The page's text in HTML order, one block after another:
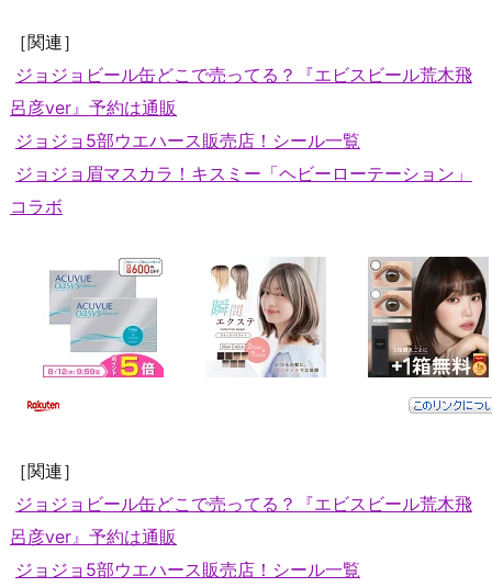
［関連］
ジョジョビール缶どこで売ってる？『エビスビール荒木飛
呂彦ver』予約は通販
ジョジョ5部ウエハース販売店！シール一覧
ジョジョ眉マスカラ！キスミー「ヘビーローテーション」
コラボ
［関連］
ジョジョビール缶どこで売ってる？『エビスビール荒木飛
呂彦ver』予約は通販
ジョジョ5部ウエハース販売店！シール一覧